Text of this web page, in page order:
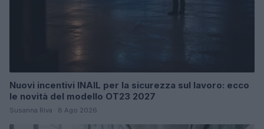
Nuovi incentivi INAIL per la sicurezza sul lavoro: ecco
le novità del modello OT23 2027
Susanna Riva · 8 Ago 2026